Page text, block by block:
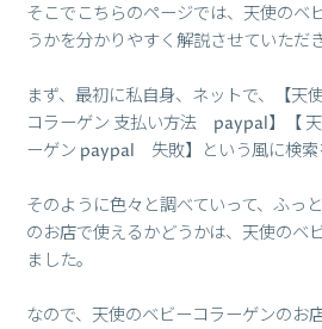
そこでこちらのページでは、天使の
うかを分かりやすく解説させていただき
まず、最初に私自身、ネットで、【
コラーゲン 支払い方法 paypal】【
ーゲン paypal 失敗】という風に検索
そのように色々と調べていって、ふっ
のお店で使えるかどうかは、天使のベ
ました。
なので、天使のベビーコラーゲンの